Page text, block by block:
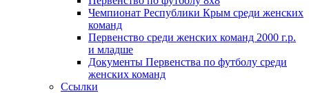
Чемпионат Республики Крым среди женских
команд
Первенство среди женских команд 2000 г.р.
и младше
Документы Первенства по футболу среди
женских команд
Ссылки